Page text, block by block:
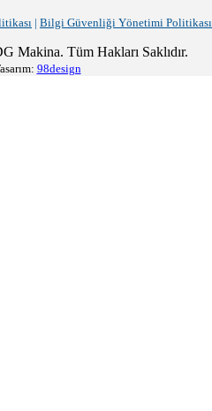
| Bilgi Güvenliği Yönetimi Politikası
Makina. Tüm Hakları Saklıdır.
98design